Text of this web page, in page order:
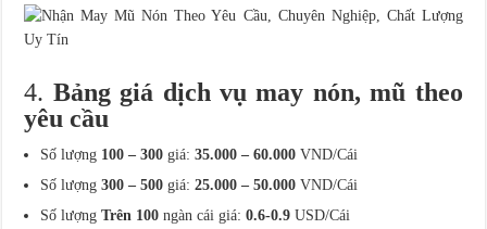
4. Bảng giá dịch vụ may nón, mũ theo
yêu cầu
Số lượng 100 – 300 giá:35.000 – 60.000 VND/Cái
Số lượng300 – 500 giá:25.000 – 50.000 VND/Cái
Số lượngTrên 100 ngàn cái giá:0.6-0.9 USD/Cái